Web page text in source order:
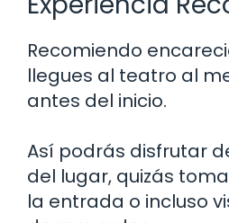
Recomiendo
llegues al teatro al
antes del inicio.
Así podrás disfrutar
del lugar, quizás
la entrada o incluso